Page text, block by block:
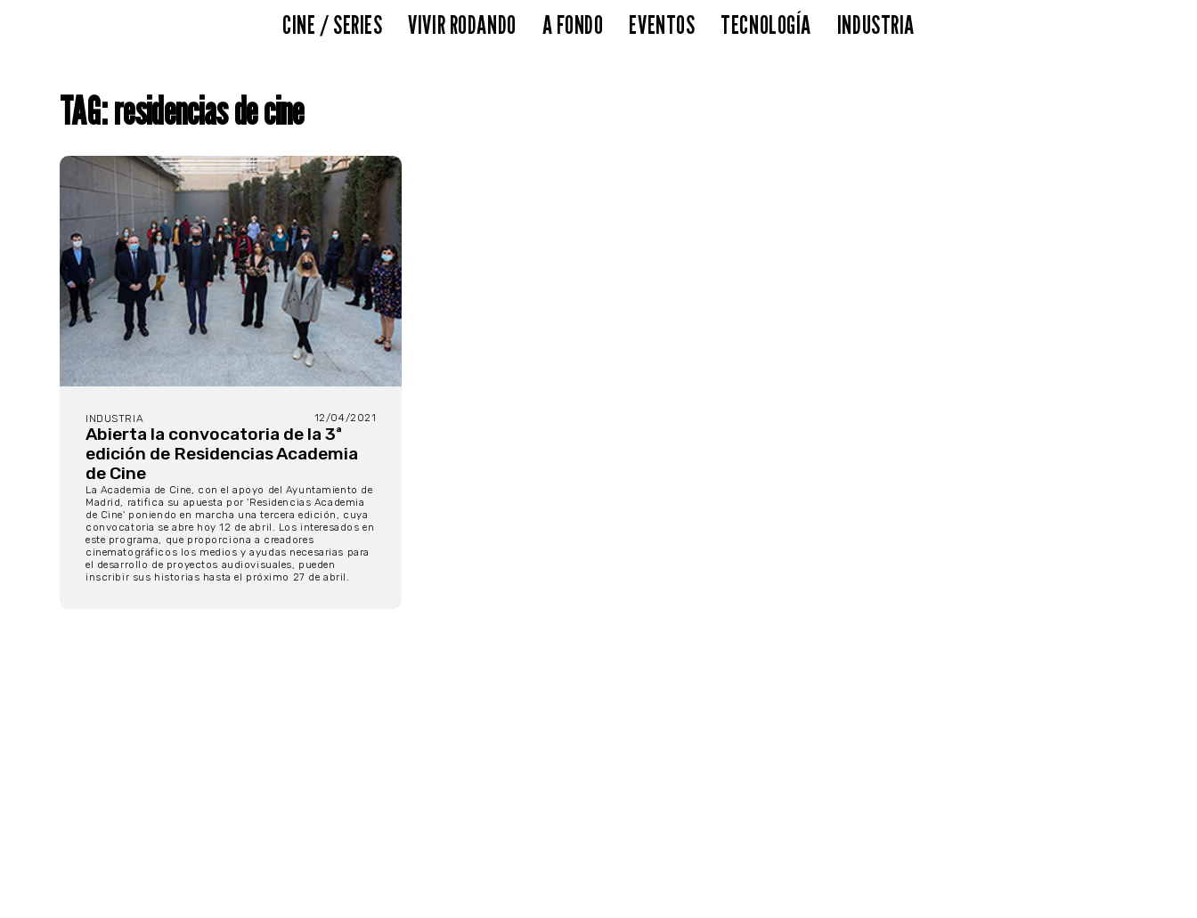
CINE / SERIES VIVIR RODANDO A FONDO EVENTOS TECNOLOGÍA INDUSTRIA
TAG: residencias de cine
INDUSTRIA 12/04/2021
Abierta la convocatoria de la 3ª
edición de Residencias Academia
de Cine
La Academia de Cine, con el apoyo del Ayuntamiento de
Madrid, ratifica su apuesta por 'Residencias Academia
de Cine' poniendo en marcha una tercera edición, cuya
convocatoria se abre hoy 12 de abril. Los interesados en
este programa, que proporciona a creadores
cinematográficos los medios y ayudas necesarias para
el desarrollo de proyectos audiovisuales, pueden
inscribir sus historias hasta el próximo 27 de abril.